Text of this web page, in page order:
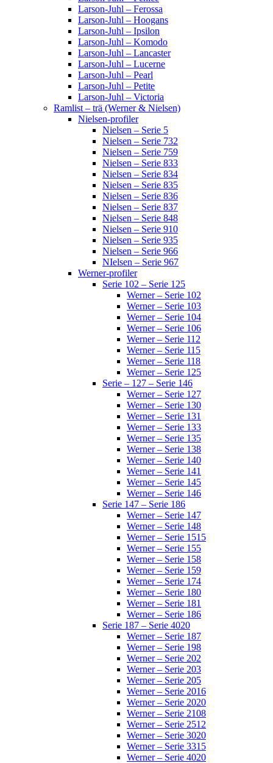
Larson-Juhl – Ferossa
Larson-Juhl – Hoogans
Larson-Juhl – Ipsilon
Larson-Juhl – Komodo
Larson-Juhl – Lancaster
Larson-Juhl – Lucerne
Larson-Juhl – Pearl
Larson-Juhl – Petite
Larson-Juhl – Victoria
Ramlist – trä (Werner & Nielsen)
Nielsen-profiler
Nielsen – Serie 5
Nielsen – Serie 732
Nielsen – Serie 759
Nielsen – Serie 833
Nielsen – Serie 834
Nielsen – Serie 835
Nielsen – Serie 836
Nielsen – Serie 837
Nielsen – Serie 848
Nielsen – Serie 910
Nielsen – Serie 935
Nielsen – Serie 966
NIelsen – Serie 967
Werner-profiler
Serie 102 – Serie 125
Werner – Serie 102
Werner – Serie 103
Werner – Serie 104
Werner – Serie 106
Werner – Serie 112
Werner – Serie 115
Werner – Serie 118
Werner – Serie 125
Serie – 127 – Serie 146
Werner – Serie 127
Werner – Serie 130
Werner – Serie 131
Werner – Serie 133
Werner – Serie 135
Werner – Serie 138
Werner – Serie 140
Werner – Serie 141
Werner – Serie 145
Werner – Serie 146
Serie 147 – Serie 186
Werner – Serie 147
Werner – Serie 148
Werner – Serie 1515
Werner – Serie 155
Werner – Serie 158
Werner – Serie 159
Werner – Serie 174
Werner – Serie 180
Werner – Serie 181
Werner – Serie 186
Serie 187 – Serie 4020
Werner – Serie 187
Werner – Serie 198
Werner – Serie 202
Werner – Serie 203
Werner – Serie 205
Werner – Serie 2016
Werner – Serie 2020
Werner – Serie 2108
Werner – Serie 2512
Werner – Serie 3020
Werner – Serie 3315
Werner – Serie 4020